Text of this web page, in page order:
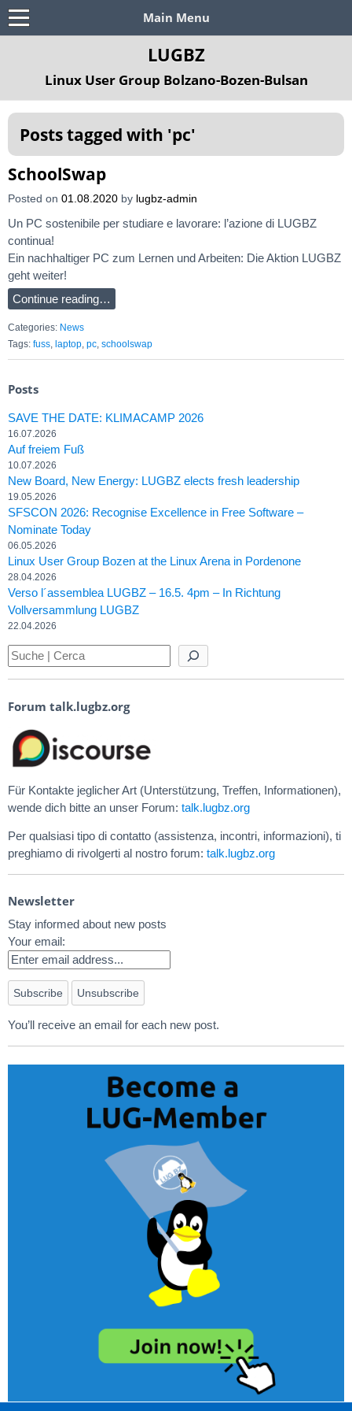
Main Menu
LUGBZ
Linux User Group Bolzano-Bozen-Bulsan
Posts tagged with 'pc'
SchoolSwap
Posted on 01.08.2020 by lugbz-admin
Un PC sostenibile per studiare e lavorare: l’azione di LUGBZ
continua!
Ein nachhaltiger PC zum Lernen und Arbeiten: Die Aktion LUGBZ
geht weiter!
Continue reading…
Categories: News
Tags: fuss, laptop, pc, schoolswap
Posts
SAVE THE DATE: KLIMACAMP 2026
16.07.2026
Auf freiem Fuß
10.07.2026
New Board, New Energy: LUGBZ elects fresh leadership
19.05.2026
SFSCON 2026: Recognise Excellence in Free Software –
Nominate Today
06.05.2026
Linux User Group Bozen at the Linux Arena in Pordenone
28.04.2026
Verso l´assemblea LUGBZ – 16.5. 4pm – In Richtung
Vollversammlung LUGBZ
22.04.2026
Forum talk.lugbz.org
Für Kontakte jeglicher Art (Unterstützung, Treffen, Informationen),
wende dich bitte an unser Forum: talk.lugbz.org
Per qualsiasi tipo di contatto (assistenza, incontri, informazioni), ti
preghiamo di rivolgerti al nostro forum: talk.lugbz.org
Newsletter
Stay informed about new posts
Your email:
You’ll receive an email for each new post.